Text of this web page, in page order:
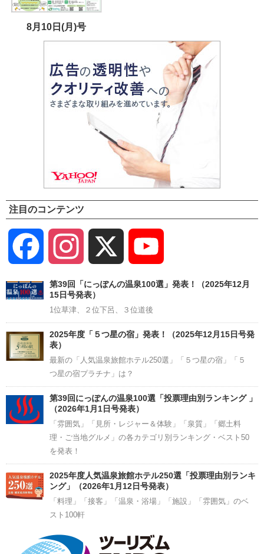
8月10日(月)号
注目のコンテンツ
Facebook Instagram
Channel
第39回「にっぽんの温泉100選」発表！（2025年12月
15日号発表）
1位草津、２位下呂、３位道後
2025年度「５つ星の宿」発表！（2025年12月15日号発
表）
最新の「人気温泉旅館ホテル250選」「５つ星の宿」「５
つ星の宿プラチナ」は？
第39回にっぽんの温泉100選「投票理由別ランキング 」
（2026年1月1日号発表）
「雰囲気」「見所・レジャー＆体験」「泉質」「郷土料
理・ご当地グルメ」の各カテゴリ別ランキング・ベスト50
を発表！
2025年度人気温泉旅館ホテル250選「投票理由別ランキ
ング」（2026年1月12日号発表）
「料理」「接客」「温泉・浴場」「施設」「雰囲気」のベ
スト100軒